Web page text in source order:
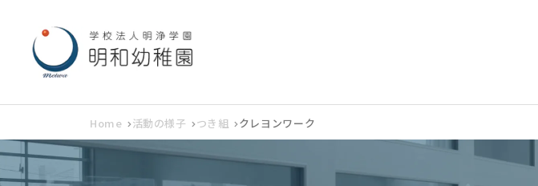
Home 活動の様子 つき組 クレヨンワーク